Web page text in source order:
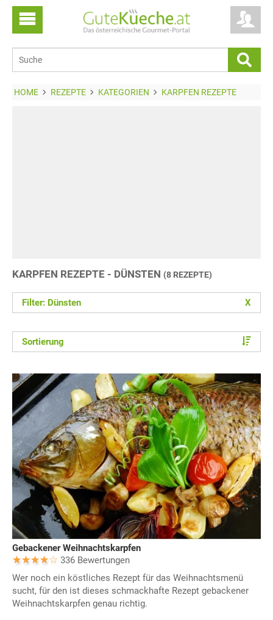
HOME REZEPTE KATEGORIEN KARPFEN REZEPTE
KARPFEN REZEPTE - DÜNSTEN (8 REZEPTE)
Filter: Dünsten X
Sortierung
Gebackener Weihnachtskarpfen
336 Bewertungen
Wer noch ein köstliches Rezept für das Weihnachtsmenü
sucht, für den ist dieses schmackhafte Rezept gebackener
Weihnachtskarpfen genau richtig.